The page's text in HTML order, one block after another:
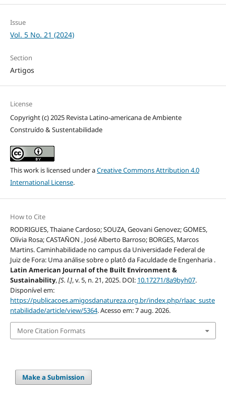
Issue
Vol. 5 No. 21 (2024)
Section
Artigos
License
Copyright (c) 2025 Revista Latino-americana de Ambiente
Construído & Sustentabilidade
This work is licensed under aCreative Commons Attribution 4.0
International License.
How to Cite
RODRIGUES, Thaiane Cardoso; SOUZA, Geovani Genovez; GOMES,
Olívia Rosa; CASTAÑON , José Alberto Barroso; BORGES, Marcos
Martins. Caminhabilidade no campus da Universidade Federal de
Juiz de Fora: Uma análise sobre o platô da Faculdade de Engenharia .
Latin American Journal of the Built Environment &
Sustainability,[S. l.], v. 5, n. 21, 2025. DOI: 10.17271/8a9byh07.
Disponível em:
https://publicacoes.amigosdanatureza.org.br/index.php/rlaac_suste
ntabilidade/article/view/5364. Acesso em: 7 aug. 2026.
More Citation Formats
Make a Submission